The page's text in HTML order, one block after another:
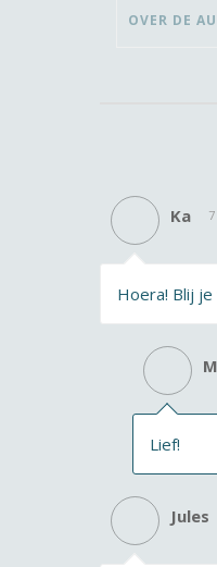
Ka
Hoera! Blij
Lief!
Jules